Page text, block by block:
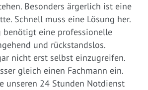
Besonders ärgerlich ist eine
Schnell muss eine Lösung her.
benötigt eine professionelle
und rückstandslos.
nicht erst selbst einzugreifen.
gleich einen Fachmann ein.
unseren 24 Stunden Notdienst